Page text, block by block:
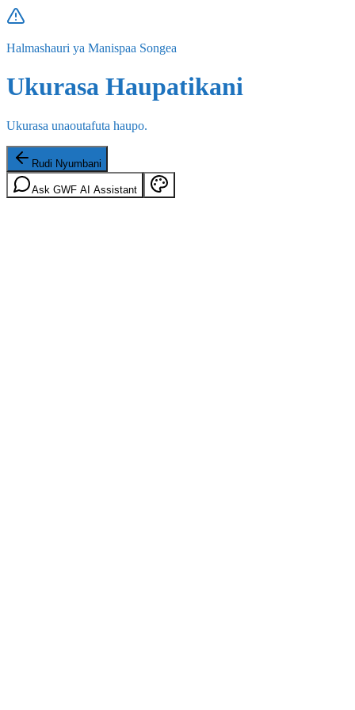
Halmashauri ya Manispaa Songea
Ukurasa Haupatikani
Ukurasa unaoutafuta haupo.
Rudi Nyumbani
Ask GWF AI Assistant